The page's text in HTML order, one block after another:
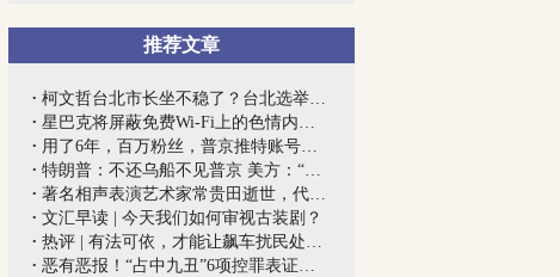
推荐文章
柯文哲台北市长坐不稳了？台北选举最快下...
星巴克将屏蔽免费Wi-Fi上的色情内容，网...
用了6年，百万粉丝，普京推特账号突遭冻结
特朗普：不还乌船不见普京 美方：“孤立...
著名相声表演艺术家常贵田逝世，代表作《...
文汇早读 | 今天我们如何审视古装剧？
热评 | 有法可依，才能让飙车扰民处罚“...
恶有恶报！“占中九丑”6项控罪表证成立